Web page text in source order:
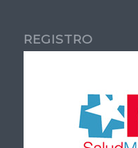
REGISTRO